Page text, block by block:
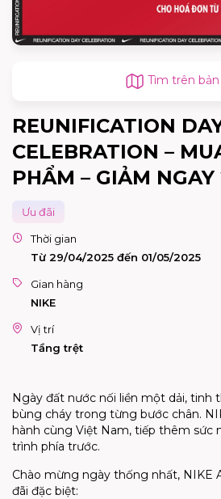
Tìm trên
REUNIFICATION
CELEBRATION –
PHẨM – GIẢM NGAY
Ưu đãi
Thời gian
Từ 29/04/2025 đến 01/05/2025
Gian hàng
NIKE
Vị trí
Tầng trệt
Ngày đất nước nối liền một dải, tinh
bùng cháy trong từng bước chân.
hành cùng Việt Nam, tiếp thêm sức
trình phía trước.
Chào mừng ngày thống nhất, NIKE
đãi đặc biệt: